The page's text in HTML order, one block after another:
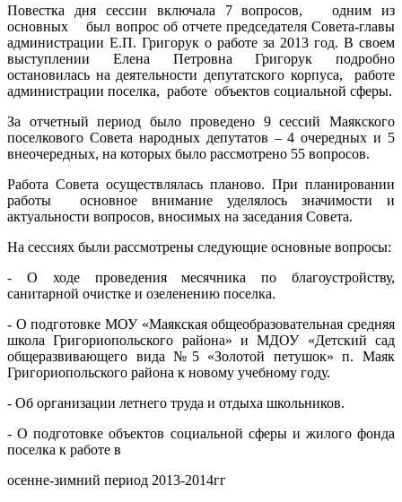
Повестка дня сессии включала 7 вопросов, одним из
основных был вопрос об отчете председателя Совета-главы
администрации Е.П. Григорук о работе за 2013 год. В своем
выступлении Елена Петровна Григорук подробно
остановилась на деятельности депутатского корпуса, работе
администрации поселка, работе объектов социальной сферы.
За отчетный период было проведено 9 сессий Маякского
поселкового Совета народных депутатов – 4 очередных и 5
внеочередных, на которых было рассмотрено 55 вопросов.
Работа Совета осуществлялась планово. При планировании
работы основное внимание уделялось значимости и
актуальности вопросов, вносимых на заседания Совета.
На сессиях были рассмотрены следующие основные вопросы:
- О ходе проведения месячника по благоустройству,
санитарной очистке и озеленению поселка.
- О подготовке МОУ «Маякская общеобразовательная средняя
школа Григориопольского района» и МДОУ «Детский сад
общеразвивающего вида №5 «Золотой петушок» п. Маяк
Григориопольского района к новому учебному году.
- Об организации летнего труда и отдыха школьников.
- О подготовке объектов социальной сферы и жилого фонда
поселка к работе в
осенне-зимний период 2013-2014гг